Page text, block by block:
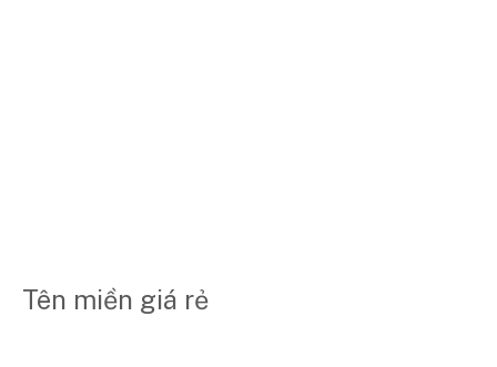
Tên miền giá rẻ